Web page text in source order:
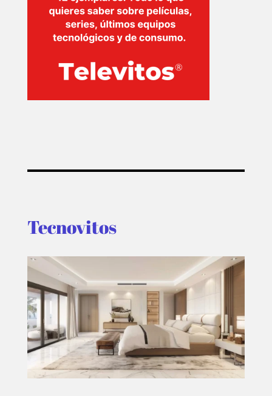
Tecnovitos